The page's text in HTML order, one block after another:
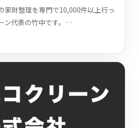
家財整理を専門で10,000件以上行っ
ン代表の竹中です。…